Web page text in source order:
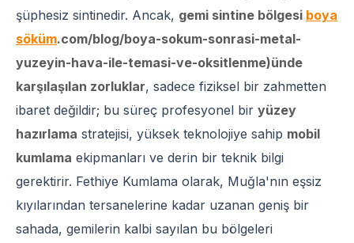
şüphesiz sintinedir. Ancak, gemi sintine bölgesi boya
söküm.com/blog/boya-sokum-sonrasi-metal-
yuzeyin-hava-ile-temasi-ve-oksitlenme)ünde
karşılaşılan zorluklar, sadece fiziksel bir zahmetten
ibaret değildir; bu süreç profesyonel bir yüzey
hazırlama stratejisi, yüksek teknolojiye sahip mobil
kumlama ekipmanları ve derin bir teknik bilgi
gerektirir. Fethiye Kumlama olarak, Muğla'nın eşsiz
kıyılarından tersanelerine kadar uzanan geniş bir
sahada, gemilerin kalbi sayılan bu bölgeleri